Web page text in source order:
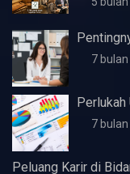
Artikel